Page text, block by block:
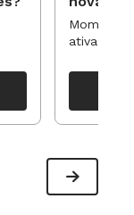
ativa
propostas